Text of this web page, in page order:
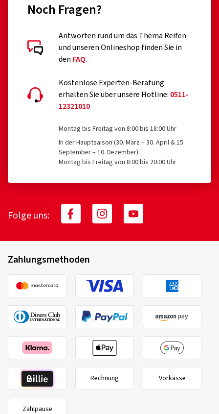
Noch Fragen?
Antworten rund um das Thema Reifen
und unseren Onlineshop finden Sie in
den FAQ.
Kostenlose Experten-Beratung
erhalten Sie über unsere Hotline: 0511-
12321010
Montag bis Freitag von 8:00 bis 18:00 Uhr
In der Hauptsaison (30. März – 30. April & 15.
September – 10. Dezember):
Montag bis Freitag von 8:00 bis 20:00 Uhr
Folge uns:
Zahlungsmethoden
Rechnung Vorkasse
Zahlpause